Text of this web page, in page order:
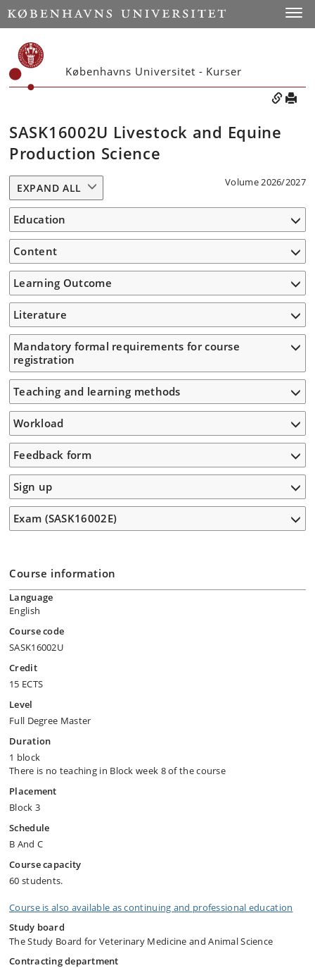
Københavns Universitet - Kurser
SASK16002U Livestock and Equine
Production Science
Volume 2026/2027
EXPAND ALL
Education
Content
Learning Outcome
Literature
Mandatory formal requirements for course
registration
Teaching and learning methods
Workload
Feedback form
Sign up
Exam (SASK16002E)
Course information
Language
English
Course code
SASK16002U
Credit
15 ECTS
Level
Full Degree Master
Duration
1 block
There is no teaching in Block week 8 of the course
Placement
Block 3
Schedule
B And C
Course capacity
60 students.
Course is also available as continuing and professional education
Study board
The Study Board for Veterinary Medicine and Animal Science
Contracting department